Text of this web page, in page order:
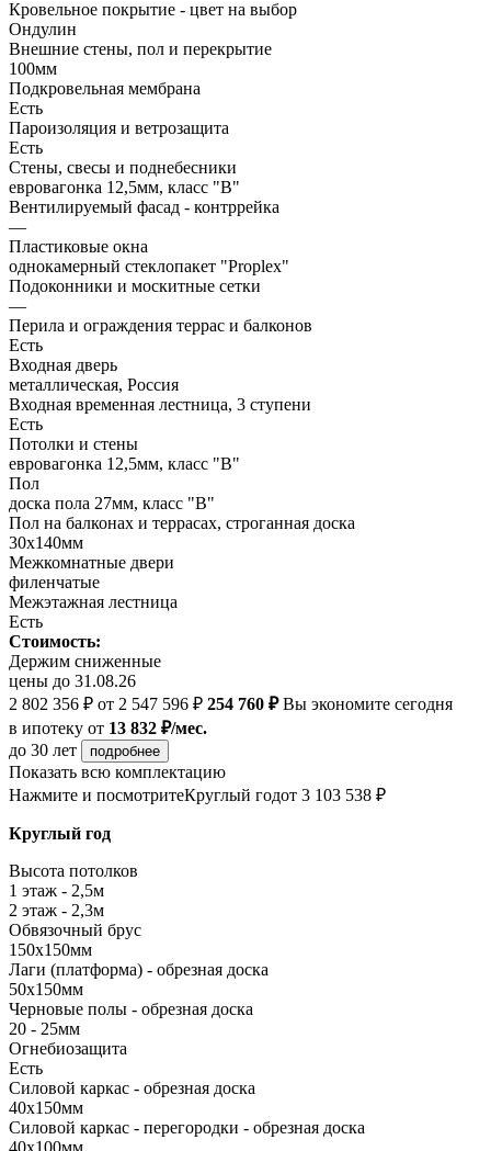
Кровельное покрытие - цвет на выбор
Ондулин
Внешние стены, пол и перекрытие
100мм
Подкровельная мембрана
Есть
Пароизоляция и ветрозащита
Есть
Стены, свесы и поднебесники
евровагонка 12,5мм, класс "В"
Вентилируемый фасад - контррейка
—
Пластиковые окна
однокамерный стеклопакет "Proplex"
Подоконники и москитные сетки
—
Перила и ограждения террас и балконов
Есть
Входная дверь
металлическая, Россия
Входная временная лестница, 3 ступени
Есть
Потолки и стены
евровагонка 12,5мм, класс "В"
Пол
доска пола 27мм, класс "B"
Пол на балконах и террасах, строганная доска
30х140мм
Межкомнатные двери
филенчатые
Межэтажная лестница
Есть
Стоимость:
Держим сниженные
цены до 31.08.26
2 802 356 ₽ от 2 547 596 ₽ 254 760 ₽Вы экономите сегодня
в ипотеку от 13 832 ₽/мес.
до 30 лет
подробнее
Показать всю комплектацию
Нажмите и посмотритеКруглый годот 3 103 538 ₽
Круглый год
Высота потолков
1 этаж - 2,5м
2 этаж - 2,3м
Обвязочный брус
150х150мм
Лаги (платформа) - обрезная доска
50х150мм
Черновые полы - обрезная доска
20 - 25мм
Огнебиозащита
Есть
Силовой каркас - обрезная доска
40х150мм
Силовой каркас - перегородки - обрезная доска
40х100мм